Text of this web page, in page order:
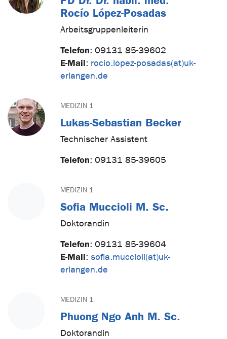
Rocío López-Posadas
Arbeitsgruppenleiterin
Telefon: 09131 85-39602
E-Mail: rocio.lopez-posadas(at)uk-
erlangen.de
MEDIZIN 1
Lukas-Sebastian Becker
Technischer Assistent
Telefon: 09131 85-39605
MEDIZIN 1
Sofia Muccioli M. Sc.
Doktorandin
Telefon: 09131 85-39604
E-Mail: sofia.muccioli(at)uk-
erlangen.de
MEDIZIN 1
Phuong Ngo Anh M. Sc.
Doktorandin